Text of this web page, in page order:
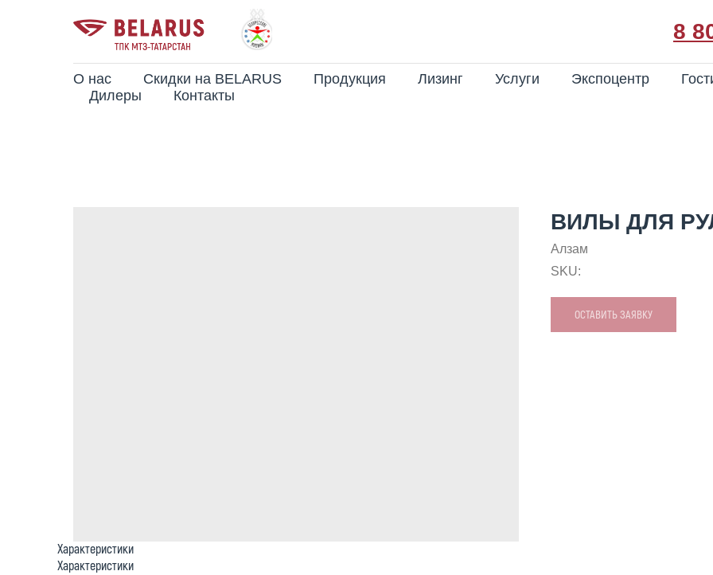
8
О нас Скидки на BELARUS Продукция Лизинг Услуги Экспоцентр
Дилеры
Контакты
ВИЛЫ ДЛЯ
Алзам
SKU:
ОСТАВИТЬ ЗАЯВКУ
Характеристики
Характеристики